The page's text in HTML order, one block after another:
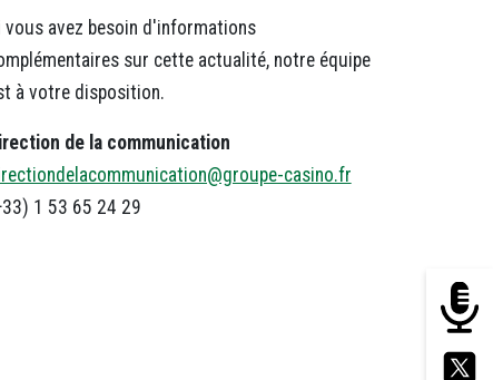
vous avez besoin d'informations
sur cette actualité, notre équipe
à votre disposition.
de la communication
casino.fr
1 53 65 24 29